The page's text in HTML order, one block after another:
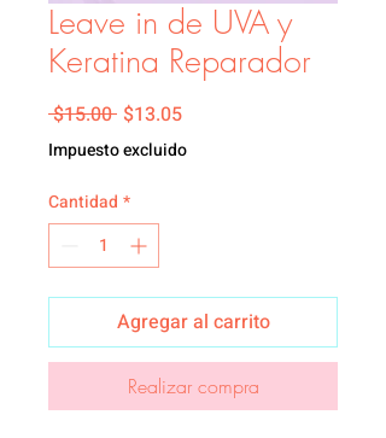
Leave in de UVA y
Keratina Reparador
$15.00 Precio
$13.05Precio de oferta
Impuesto excluido
Cantidad *
Agregar al carrito
Realizar compra